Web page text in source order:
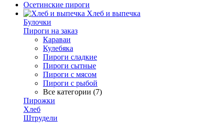
Осетинские пироги
Хлеб и выпечка
Булочки
Пироги на заказ
Караваи
Кулебяка
Пироги сладкие
Пироги сытные
Пироги с мясом
Пироги с рыбой
Все категории (7)
Пирожки
Хлеб
Штрудели